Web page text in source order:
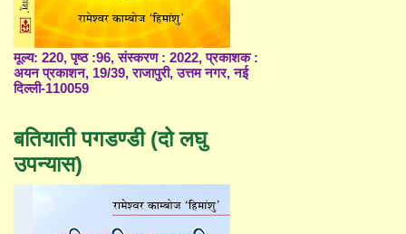
मूल्य: 220, पृष्ठ :96, संस्करण : 2022, प्रकाशक :
अयन प्रकाशन, 19/39, राजापुरी, उत्तम नगर, नई
दिल्ली-110059
बतियाती पगडण्डी (दो लघु
उपन्यास)